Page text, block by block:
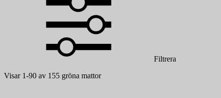
Filtrera
Visar 1-90 av 155 gröna mattor